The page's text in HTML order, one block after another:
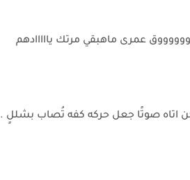
عمرى ماهبقي مرتك يااااادهم
اتاه صوتًا جعل حركه كفه تُصاب بشللٍ .